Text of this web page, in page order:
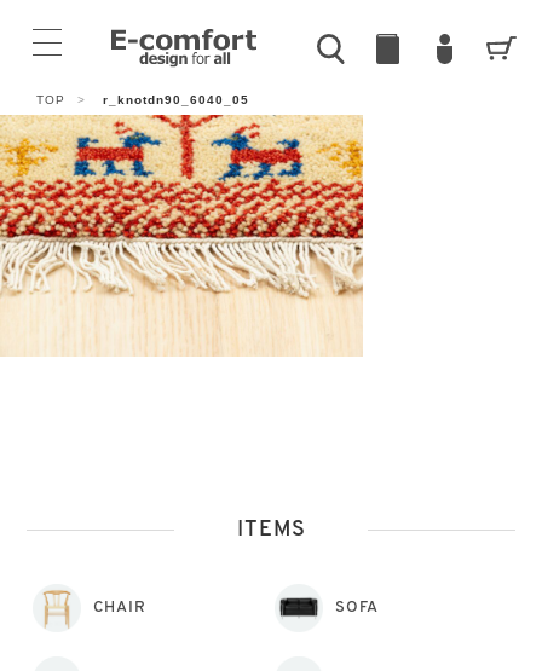
TOP > r_knotdn90_6040_05
ITEMS
CHAIR SOFA